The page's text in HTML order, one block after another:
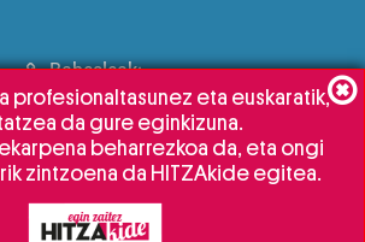
Babesleak:
profesionaltasunez eta euskaratik,
da gure eginkizuna.
beharrezkoa da, eta ongi
zintzoena da HITZAkide egitea.